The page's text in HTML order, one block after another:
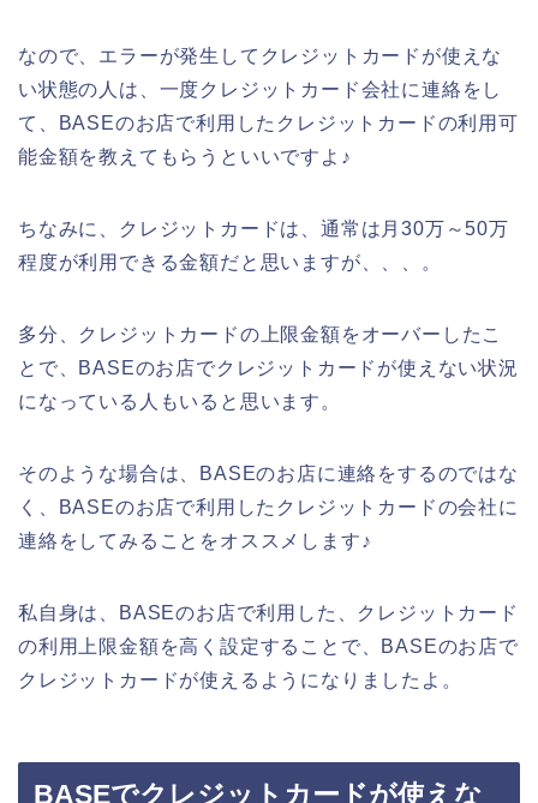
なので、エラーが発生してクレジットカードが使えな
い状態の人は、一度クレジットカード会社に連絡をし
て、BASEのお店で利用したクレジットカードの利用可
能金額を教えてもらうといいですよ♪
ちなみに、クレジットカードは、通常は月30万～50万
程度が利用できる金額だと思いますが、、、。
多分、クレジットカードの上限金額をオーバーしたこ
とで、BASEのお店でクレジットカードが使えない状況
になっている人もいると思います。
そのような場合は、BASEのお店に連絡をするのではな
く、BASEのお店で利用したクレジットカードの会社に
連絡をしてみることをオススメします♪
私自身は、BASEのお店で利用した、クレジットカード
の利用上限金額を高く設定することで、BASEのお店で
クレジットカードが使えるようになりましたよ。
BASEでクレジットカードが使えな